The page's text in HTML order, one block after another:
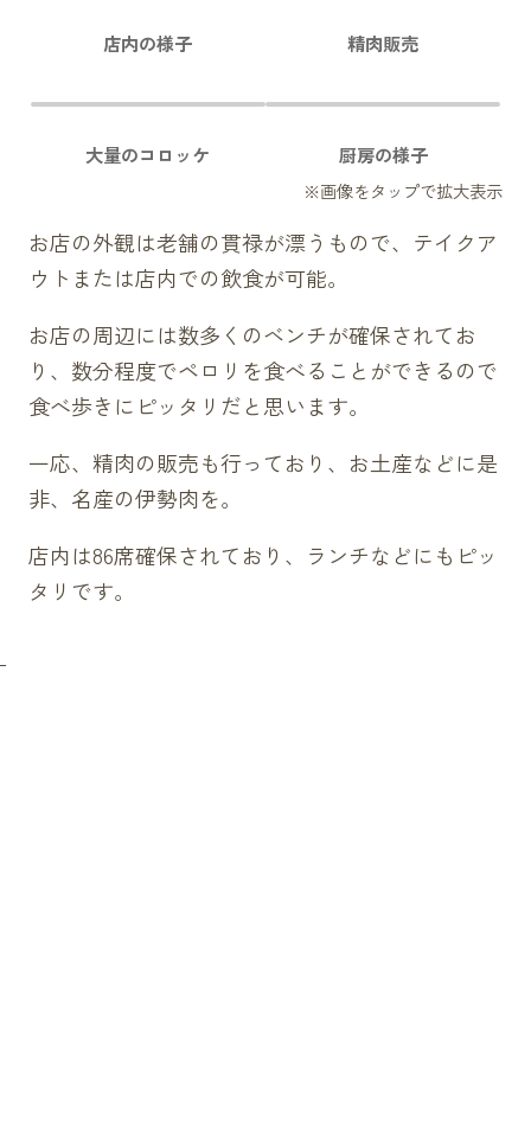
店内の様子 精肉販売
大量のコロッケ 厨房の様子
お店の外観は老舗の貫禄が漂うもので、テイクア
ウトまたは店内での飲食が可能。
お店の周辺には数多くのベンチが確保されてお
り、数分程度でペロリを食べることができるので
食べ歩きにピッタリだと思います。
一応、精肉の販売も行っており、お土産などに是
非、名産の伊勢肉を。
店内は86席確保されており、ランチなどにもピッ
タリです。